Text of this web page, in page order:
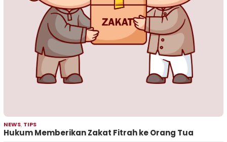
NEWS, TIPS
Hukum Memberikan Zakat Fitrah ke Orang Tua